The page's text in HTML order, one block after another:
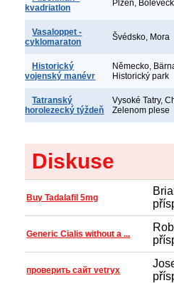
kvadriatlon
Plzeň,
Vasaloppet -
cyklomaraton
Švédsko, Mora
Historický
vojenský manévr
Německo,
Historický park
Tatranský
horolezecký týždeň
Vysoké Tatry,
Zelenom plese
Diskuse
Buy Tadalafil 5mg
Generic Cialis without a ...
проверить сайт vetryx